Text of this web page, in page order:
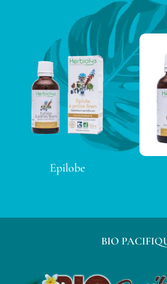
Epilobe
BIO